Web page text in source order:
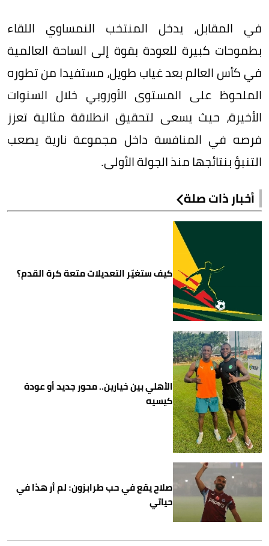
في المقابل، يدخل المنتخب النمساوي اللقاء
بطموحات كبيرة للعودة بقوة إلى الساحة العالمية
في كأس العالم بعد غياب طويل، مستفيدا من تطوره
الملحوظ على المستوى الأوروبي خلال السنوات
الأخيرة، حيث يسعى لتحقيق انطلاقة مثالية تعزز
فرصه في المنافسة داخل مجموعة نارية يصعب
التنبؤ بنتائجها منذ الجولة الأولى.
أخبار ذات صلة
كيف ستغيّر التعديلات متعة كرة القدم؟
الأهلي بين خيارين.. محور جديد أو عودة
كيسيه
صلاح يقع في حب طرابزون: لم أر هذا في
حياتي